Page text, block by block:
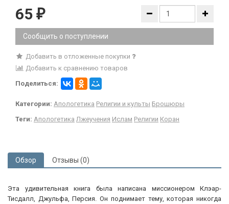
65 ₽
Сообщить о поступлении
Добавить в отложенные покупки
Добавить к сравнению товаров
Поделиться:
Категории: Апологетика Религии и культы Брошюры
Теги: Апологетика Лжеучения Ислам Религии Коран
Обзор Отзывы (0)
Эта удивительная книга была написана миссионером Клэар-
Тисдалл, Джульфа, Персия. Он поднимает тему, которая никогда